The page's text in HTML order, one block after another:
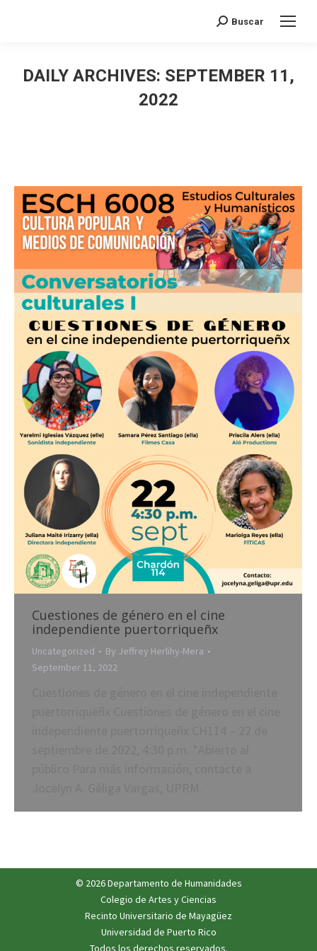
Search:
Buscar
DAILY ARCHIVES: SEPTEMBER 11,
2022
Cuestiones de género en el cine
independiente puertorriqueñx
Uncategorized By Jeffrey Herlihy-Mera
September 11, 2022
© 2026 Departamento de Humanidades
Colegio de Artes y Ciencias
Recinto Universitario de Mayagüez
Universidad de Puerto Rico
Todos los derechos reservados.